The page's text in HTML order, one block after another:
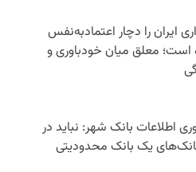
ایران را دچار اعتمادبه‌نفس
است؛ معلق میان خودباوری و
اطلاعات بانک شهر: نباید در
یک بانک محدودیتی